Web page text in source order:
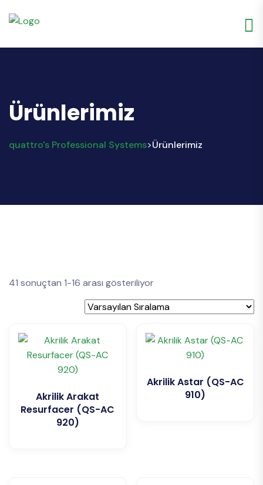
Ürünlerimiz
quattro's Professional Systems>Ürünlerimiz
41 sonuçtan 1-16 arası gösteriliyor
Akrilik Arakat
Resurfacer (QS-AC
920)
Akrilik Astar (QS-AC
910)